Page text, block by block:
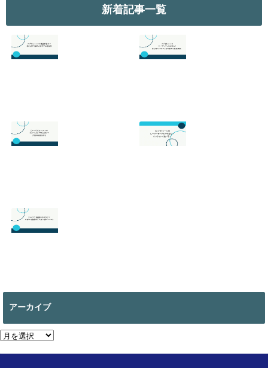
新着記事一覧
心者でも勝てるお
すすめを解説
2026.07.19
面白い！初心者向
けのやり方の基本
を徹底解説！
ボと立ち回りは？
片翼の発動条件も
2026.06.09
い道についても
アーカイブ
ア